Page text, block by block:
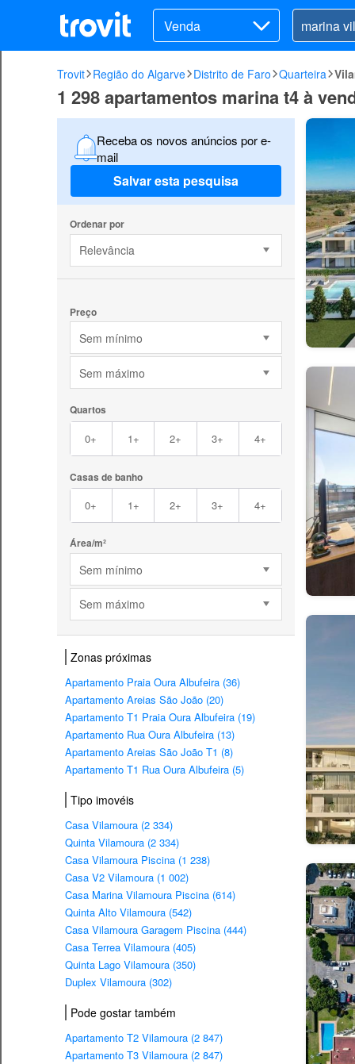
Venda
Trovit Região do Algarve Distrito de Faro Quarteira
1 298 apartamentos marina t4 à
Receba os novos anúncios por e-
mail
Salvar esta pesquisa
Ordenar por
Relevância
Preço
Sem mínimo
Sem máximo
Quartos
0+ 1+ 2+ 3+ 4+
Casas de banho
0+ 1+ 2+ 3+ 4+
Área/m²
Sem mínimo
Sem máximo
Zonas próximas
Apartamento Praia Oura Albufeira (36)
Apartamento Areias São João (20)
Apartamento T1 Praia Oura Albufeira (19)
Apartamento Rua Oura Albufeira (13)
Apartamento Areias São João T1 (8)
Apartamento T1 Rua Oura Albufeira (5)
Tipo imovéis
Casa Vilamoura (2 334)
Quinta Vilamoura (2 334)
Casa Vilamoura Piscina (1 238)
Casa V2 Vilamoura (1 002)
Casa Marina Vilamoura Piscina (614)
Quinta Alto Vilamoura (542)
Casa Vilamoura Garagem Piscina (444)
Casa Terrea Vilamoura (405)
Quinta Lago Vilamoura (350)
Duplex Vilamoura (302)
Pode gostar também
Apartamento T2 Vilamoura (2 847)
Apartamento T3 Vilamoura (2 847)